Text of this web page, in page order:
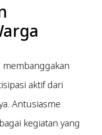
aktif dari
Antusiasme
kegiatan yang